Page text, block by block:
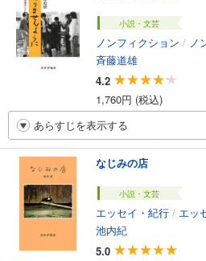
小説・文芸
ノンフィクション / ノン
斉藤道雄
4.2
1,760円 (税込)
あらすじを表示する
なじみの店
小説・文芸
エッセイ・紀行 / エッ
池内紀
5.0